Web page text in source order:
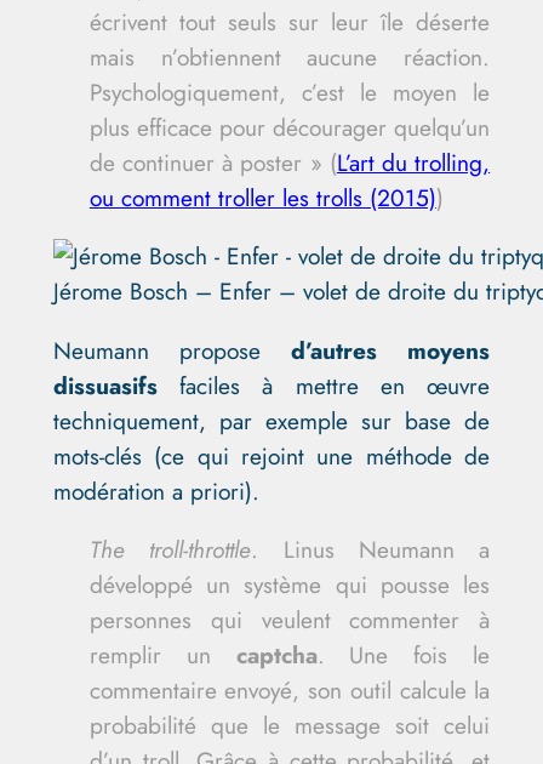
écrivent tout seuls sur leur île déserte
mais n’obtiennent aucune réaction.
Psychologiquement, c’est le moyen le
plus efficace pour décourager quelqu’un
de continuer à poster » (L’art du trolling,
ou comment troller les trolls (2015))
Jérome Bosch – Enfer – volet de droite du
Neumann proposed’autres moyens
dissuasifsfaciles à mettre en œuvre
techniquement, par exemple sur base de
mots-clés (ce qui rejoint une méthode de
modération a priori).
The troll-throttle. Linus Neumann a
développé un système qui pousse les
personnes qui veulent commenter à
remplir un captcha. Une fois le
commentaire envoyé, son outil calcule la
probabilité que le message soit celui